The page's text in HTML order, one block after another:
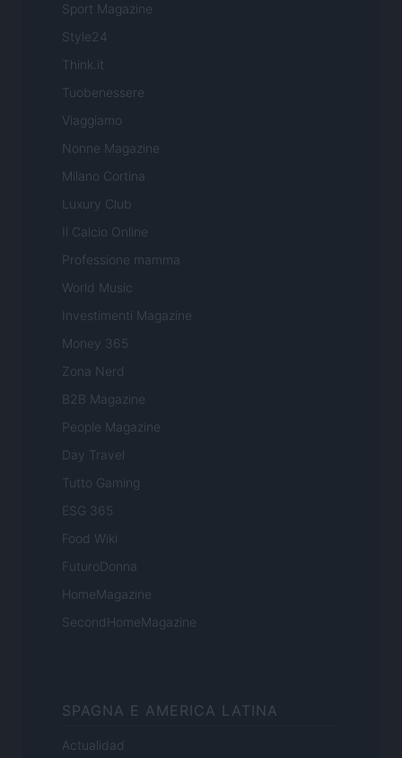
Sport Magazine
Style24
Think.it
Tuobenessere
Viaggiamo
Nonne Magazine
Milano Cortina
Luxury Club
Il Calcio Online
Professione mamma
World Music
Investimenti Magazine
Money 365
Zona Nerd
B2B Magazine
People Magazine
Day Travel
Tutto Gaming
ESG 365
Food Wiki
FuturoDonna
HomeMagazine
SecondHomeMagazine
SPAGNA E AMERICA LATINA
Actualidad